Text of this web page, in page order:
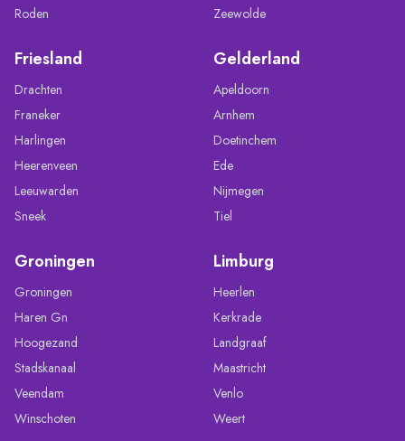
Roden
Zeewolde
Friesland
Drachten
Franeker
Harlingen
Heerenveen
Leeuwarden
Sneek
Gelderland
Apeldoorn
Arnhem
Doetinchem
Ede
Nijmegen
Tiel
Groningen
Groningen
Haren Gn
Hoogezand
Stadskanaal
Veendam
Winschoten
Limburg
Heerlen
Kerkrade
Landgraaf
Maastricht
Venlo
Weert